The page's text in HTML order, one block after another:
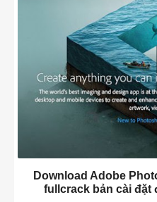
Download Adobe
fullcrack bản cài đặt